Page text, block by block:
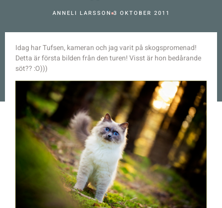
ANNELI LARSSON 3 OKTOBER 2011
Idag har Tufsen, kameran och jag varit på skogspromenad!
Detta är första bilden från den turen! Visst är hon bedårande
söt?? :O)))